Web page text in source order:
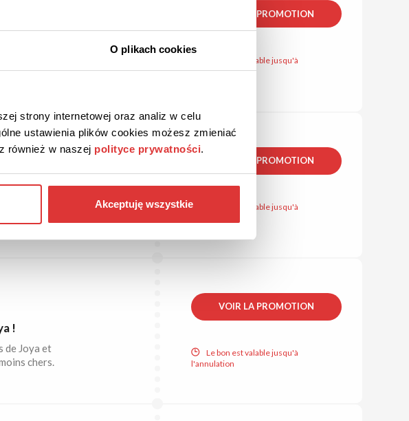
O plikach cookies
strony internetowej oraz analiz w celu
ustawienia plików cookies możesz zmieniać
również w naszej polityce prywatności.
Akceptuję wszystkie
chez
VOIR LA PROMOTION
Le bon est valable jusqu'à
l'annulation
chez
VOIR LA PROMOTION
Le bon est valable jusqu'à
!
de Joya et
chers.
VOIR LA PROMOTION
Le bon est valable jusqu'à
l'annulation